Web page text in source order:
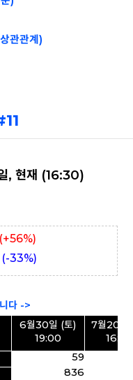
관관계)
, 현재 (16:30)
(+56%)
(-33%)
다 ->
6월30일 (토)
19:00
7월20일
16:30
59
836